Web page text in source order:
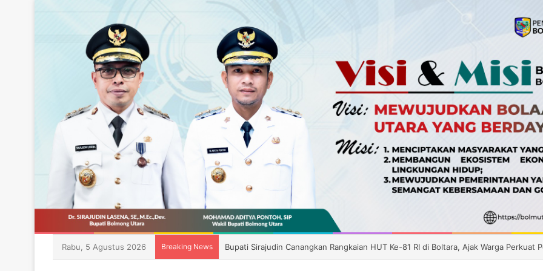
Rabu, 5 Agustus 2026 Breaking News Dari Boroko, Kapolres Boltara Serukan Nasionalisme dan Gotong Royong Jelang